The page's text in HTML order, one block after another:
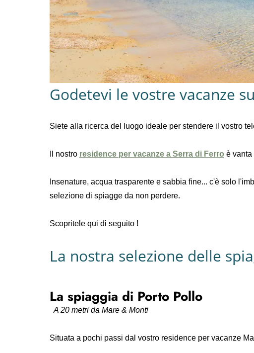
Godetevi le vostre vacanze
Siete alla ricerca del luogo ideale per stendere il vostro
Il nostro residence per vacanze a Serra di Ferro è
Insenature, acqua trasparente e sabbia fine... c'è solo
selezione di spiagge da non perdere.
Scopritele qui di seguito !
La nostra selezione delle
La spiaggia di Porto Pollo
A 20 metri da Mare & Monti
Situata a pochi passi dal vostro residence per vacanze